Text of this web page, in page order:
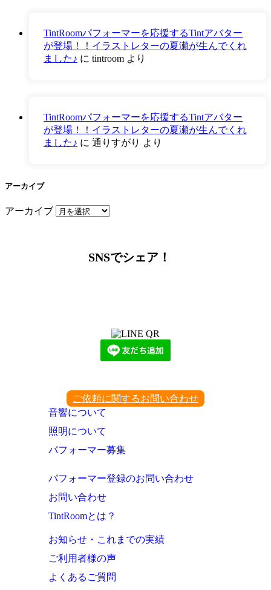
TintRoomパフォーマーを応援するTintアバター
が登場！！イラストレターの夏瀬が生んでくれ
ました♪ に tintroom より
TintRoomパフォーマーを応援するTintアバター
が登場！！イラストレターの夏瀬が生んでくれ
ました♪ に 通りすがり より
アーカイブ
アーカイブ
SNSでシェア！
ご依頼に関するお問い合わせ
音響について
照明について
パフォーマー募集
パフォーマー登録のお問い合わせ
お問い合わせ
TintRoomとは？
お知らせ・これまでの実績
ご利用者様の声
よくあるご質問